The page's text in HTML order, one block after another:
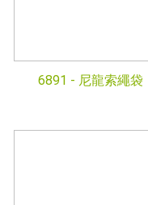
6891 - 尼龍索繩袋